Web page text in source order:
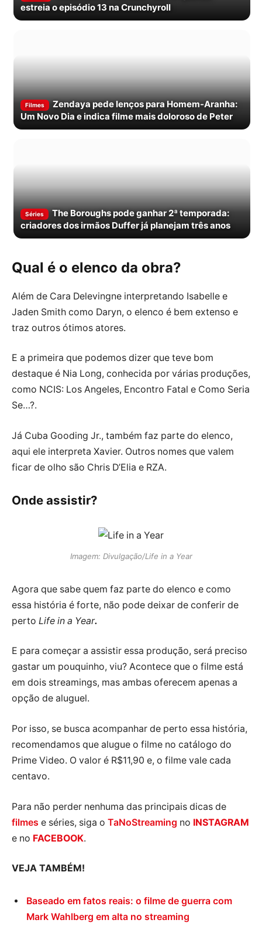
estreia o episódio 13 na Crunchyroll
Filmes
Zendaya pede lenços para Homem-Aranha:
Um Novo Dia e indica filme mais doloroso de Peter
Séries
The Boroughs pode ganhar 2ª temporada:
criadores dos irmãos Duffer já planejam três anos
Qual é o elenco da obra?
Além de Cara Delevingne interpretando Isabelle e
Jaden Smith como Daryn, o elenco é bem extenso e
traz outros ótimos atores.
E a primeira que podemos dizer que teve bom
destaque é Nia Long, conhecida por várias produções,
como NCIS: Los Angeles, Encontro Fatal e Como Seria
Se…?.
Já Cuba Gooding Jr., também faz parte do elenco,
aqui ele interpreta Xavier. Outros nomes que valem
ficar de olho são Chris D’Elia e RZA.
Onde assistir?
Imagem: Divulgação/Life in a Year
Agora que sabe quem faz parte do elenco e como
essa história é forte, não pode deixar de conferir de
perto Life in a Year.
E para começar a assistir essa produção, será preciso
gastar um pouquinho, viu? Acontece que o filme está
em dois streamings, mas ambas oferecem apenas a
opção de aluguel.
Por isso, se busca acompanhar de perto essa história,
recomendamos que alugue o filme no catálogo do
Prime Video. O valor é R$11,90 e, o filme vale cada
centavo.
Para não perder nenhuma das principais dicas de
filmes e séries, siga o TaNoStreaming no INSTAGRAM
e no FACEBOOK.
VEJA TAMBÉM!
Baseado em fatos reais: o filme de guerra com
Mark Wahlberg em alta no streaming